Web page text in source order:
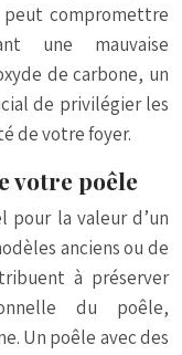
compromettre
une mauvaise
de carbone, un
de privilégier les
de votre foyer.
votre poêle
pour la valeur d’un
anciens ou de
à préserver
du poêle,
Un poêle avec des